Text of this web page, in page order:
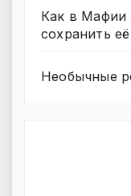
Как в Мафии
сохранить её
Необычные